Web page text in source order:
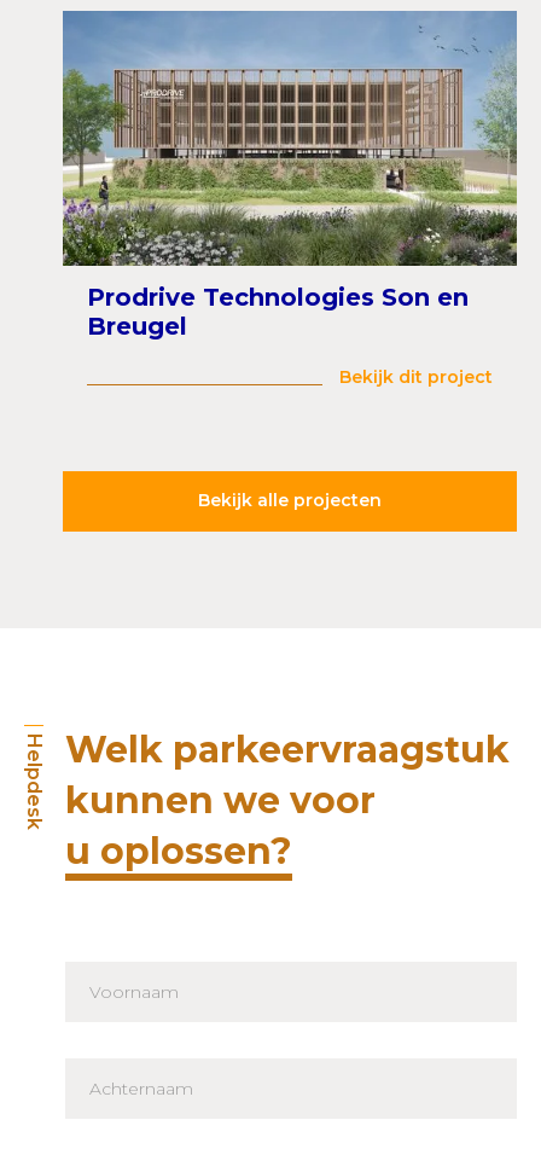
Prodrive Technologies Son en
Breugel
Bekijk dit project
Bekijk alle projecten
Helpdesk Welk parkeervraagstuk
kunnen we voor
u oplossen?